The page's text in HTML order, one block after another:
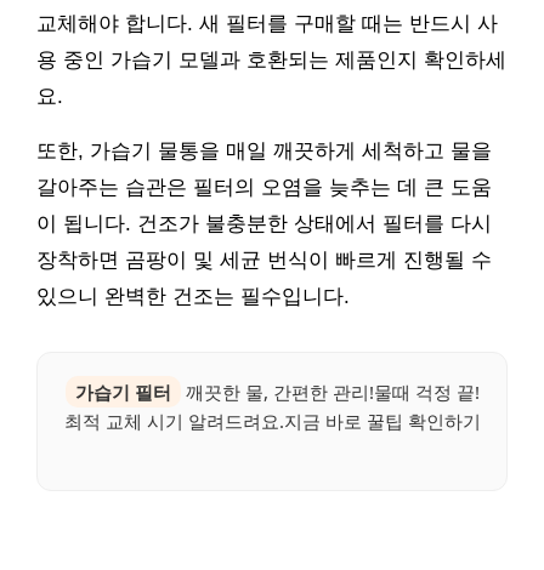
교체해야 합니다. 새 필터를 구매할 때는 반드시 사
용 중인 가습기 모델과 호환되는 제품인지 확인하세
요.
또한, 가습기 물통을 매일 깨끗하게 세척하고 물을
갈아주는 습관은 필터의 오염을 늦추는 데 큰 도움
이 됩니다. 건조가 불충분한 상태에서 필터를 다시
장착하면 곰팡이 및 세균 번식이 빠르게 진행될 수
있으니 완벽한 건조는 필수입니다.
가습기 필터
깨끗한 물, 간편한 관리!물때 걱정 끝!
최적 교체 시기 알려드려요.지금 바로 꿀팁 확인하기